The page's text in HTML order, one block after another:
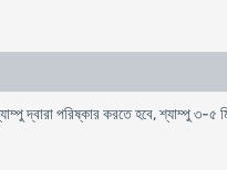
দ্বারা পরিষ্কার করতে হবে, শ্যাম্পু ৩-৫